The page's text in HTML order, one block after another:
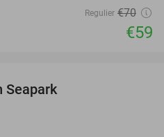
Regulier €70
€59
Seapark